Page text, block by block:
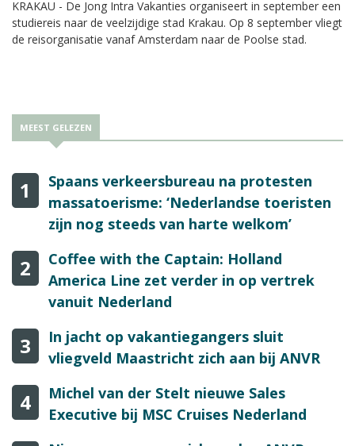
KRAKAU - De Jong Intra Vakanties organiseert in september een
studiereis naar de veelzijdige stad Krakau. Op 8 september vliegt
de reisorganisatie vanaf Amsterdam naar de Poolse stad.
MEEST GELEZEN
1
Spaans verkeersbureau na protesten
massatoerisme: ‘Nederlandse toeristen
zijn nog steeds van harte welkom’
2
Coffee with the Captain: Holland
America Line zet verder in op vertrek
vanuit Nederland
3
In jacht op vakantiegangers sluit
vliegveld Maastricht zich aan bij ANVR
4
Michel van der Stelt nieuwe Sales
Executive bij MSC Cruises Nederland